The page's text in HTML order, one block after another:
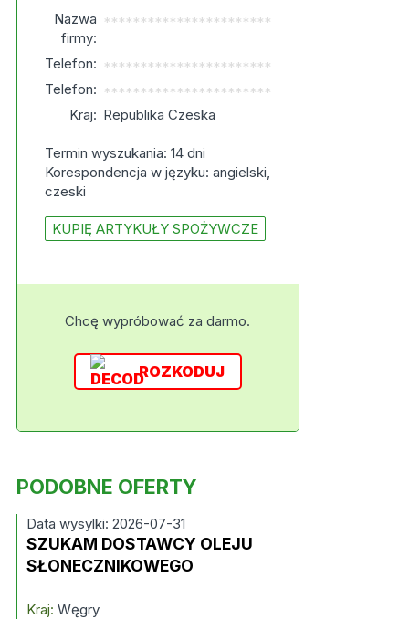
Nazwa
firmy:
***********************
Telefon: ***********************
Telefon: ***********************
Kraj: Republika Czeska
Termin wyszukania: 14 dni
Korespondencja w języku: angielski,
czeski
KUPIĘ ARTYKUŁY SPOŻYWCZE
Chcę wypróbować za darmo.
ROZKODUJ
PODOBNE OFERTY
Data wysylki: 2026-07-31
SZUKAM DOSTAWCY OLEJU
SŁONECZNIKOWEGO
Kraj: Węgry